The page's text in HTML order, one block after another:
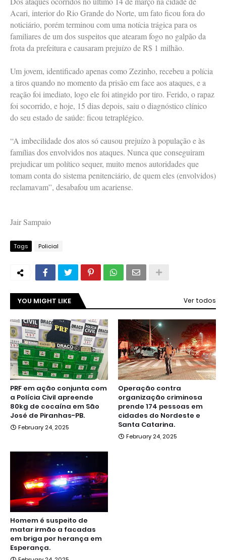
Acari, interior do Rio Grande do Norte, um fato ficou fora do
noticiário, porém terminou com uma notícia trágica para os
familiares de um dos suspeitos que atearam fogo no galpão da
frota da prefeitura e causaram prejuízo de R$ 1 milhão.
Um jovem, identificado apenas como Zezinho, recebeu a polícia
a tiros quando no momento da prisão em face aos ataques, e a
reação foi imediato, logo ele foi atingido por tiro. Ferido, o rapaz
foi socorrido, e hoje, 15 dias depois, saiu o diagnóstico clínico
do seu estado de saúde: ficou tetraplégico.
“A imbecilidade dos atos só causou prejuízo à população e às
famílias dos envolvidos nos ataques. Nunca que conseguiram
prejudicar um político sequer, muito menos autoridades que
tomam conta do sistema penitenciário, de quem eles (envolvidos)
reclamavam”, desabafou um acariense.
Jair Sampaio
Tags Policial
YOU MIGHT LIKE Ver todos
PRF em ação conjunta com
a Polícia Civil apreende
80kg de cocaína em São
José de Piranhas-PB.
February 24, 2025
Operação contra
organização criminosa
prende 174 pessoas em
cidades do Nordeste e
Santa Catarina.
February 24, 2025
Homem é suspeito de
matar irmão a facadas
em briga por herança em
Esperança.